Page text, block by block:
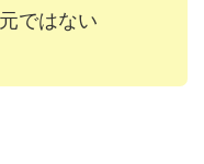
ではない